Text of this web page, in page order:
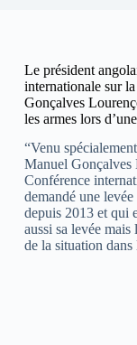
Le président
internationale sur
Gonçalves
les armes lors
“Venu
Manuel Gonçalves
Conférence
demandé une
depuis 2013 et qui
aussi sa levée
de la situation dans